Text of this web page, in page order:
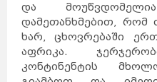
და
დამეთანხმებით, რომ
ხარ, ცხოვრებაში
აფრიკა.
კონტინენტის